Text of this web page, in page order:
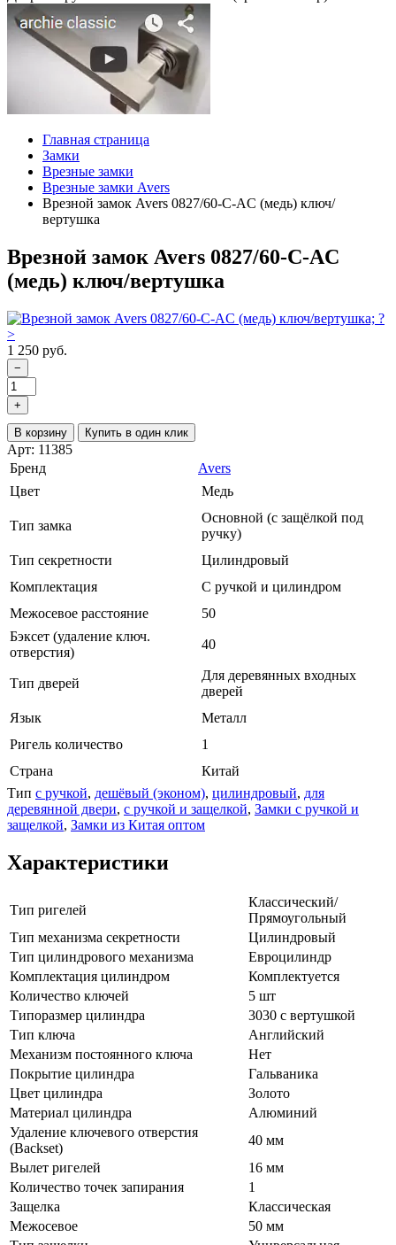
Главная страница
Замки
Врезные замки
Врезные замки Avers
Врезной замок Avers 0827/60-C-AC (медь) ключ/
вертушка
Врезной замок Avers 0827/60-C-AC
(медь) ключ/вертушка
1 250 руб.
−
+
В корзину Купить в один клик
Арт: 11385
Бренд
Avers
Цвет
Медь
Тип замка
Основной (с защёлкой под
ручку)
Тип секретности
Цилиндровый
Комплектация
С ручкой и цилиндром
Межосевое расстояние
50
Бэксет (удаление ключ.
отверстия)
40
Тип дверей
Для деревянных входных
дверей
Язык
Металл
Ригель количество
1
Страна
Китай
Тип с ручкой, дешёвый (эконом), цилиндровый, для
деревянной двери, с ручкой и защелкой, Замки с ручкой и
защелкой, Замки из Китая оптом
Характеристики
Тип ригелей
Классический/
Прямоугольный
Тип механизма секретности
Цилиндровый
Тип цилиндрового механизма
Евроцилиндр
Комплектация цилиндром
Комплектуется
Количество ключей
5 шт
Типоразмер цилиндра
3030 с вертушкой
Тип ключа
Английский
Механизм постоянного ключа
Нет
Покрытие цилиндра
Гальваника
Цвет цилиндра
Золото
Материал цилиндра
Алюминий
Удаление ключевого отверстия
(Backset)
40 мм
Вылет ригелей
16 мм
Количество точек запирания
1
Защелка
Классическая
Межосевое
50 мм